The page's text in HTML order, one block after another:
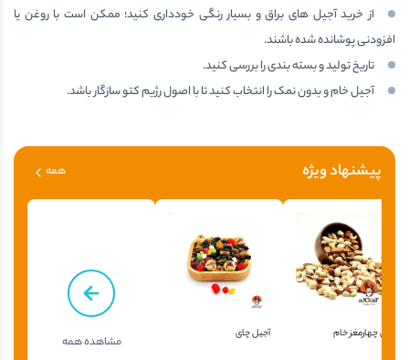
از خرید آجیل های براق و بسیار رنگی خودداری کنید؛ ممکن است با روغن یا
افزودنی پوشانده شده باشند.
تاریخ تولید و بسته بندی را بررسی کنید.
آجیل خام و بدون نمک را انتخاب کنید تا با اصول رژیم کتو سازگار باشد.
پیشنهاد ویژه همه
آجیل چهارمغز خام آجیل چای مشاهده همه